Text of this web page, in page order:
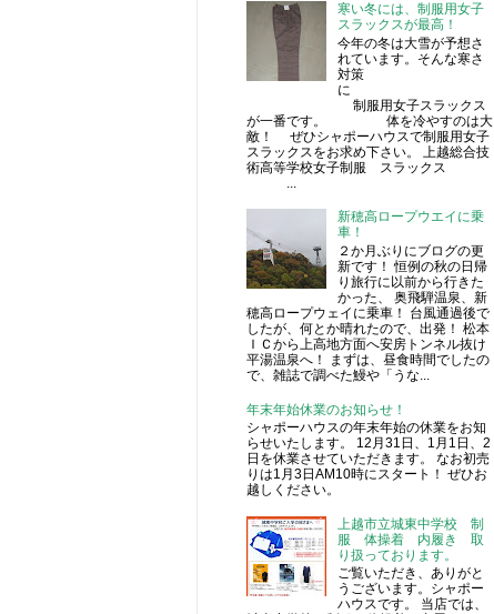
寒い冬には、制服用女子
スラックスが最高！
今年の冬は大雪が予想さ
れています。そんな寒さ
対策
に
制服用女子スラックス
が一番です。 体を冷やすのは大
敵！ ぜひシャポーハウスで制服用女子
スラックスをお求め下さい。 上越総合技
術高等学校女子制服 スラックス
新穂高ロープウエイに乗
車！
２か月ぶりにブログの更
新です！ 恒例の秋の日帰
り旅行に以前から行きた
かった、 奥飛騨温泉、新
穂高ロープウェイに乗車！ 台風通過後で
したが、何とか晴れたので、出発！ 松本
ＩＣから上高地方面へ安房トンネル抜け
平湯温泉へ！ まずは、昼食時間でしたの
で、雑誌で調べた鰻や「うな...
年末年始休業のお知らせ！
シャポーハウスの年末年始の休業をお知
らせいたします。 12月31日、1月1日、2
日を休業させていただきます。 なお初売
りは1月3日AM10時にスタート！ ぜひお
越しください。
上越市立城東中学校 制
服 体操着 内履き 取
り扱っております。
ご覧いただき、ありがと
うございます。シャポー
ハウスです。 当店では、